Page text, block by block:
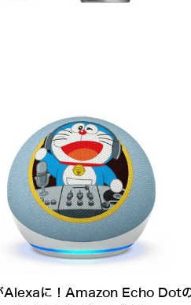
Alexaに！Amazon Echo Dot